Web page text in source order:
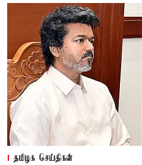
தமிழக செய்திகள்